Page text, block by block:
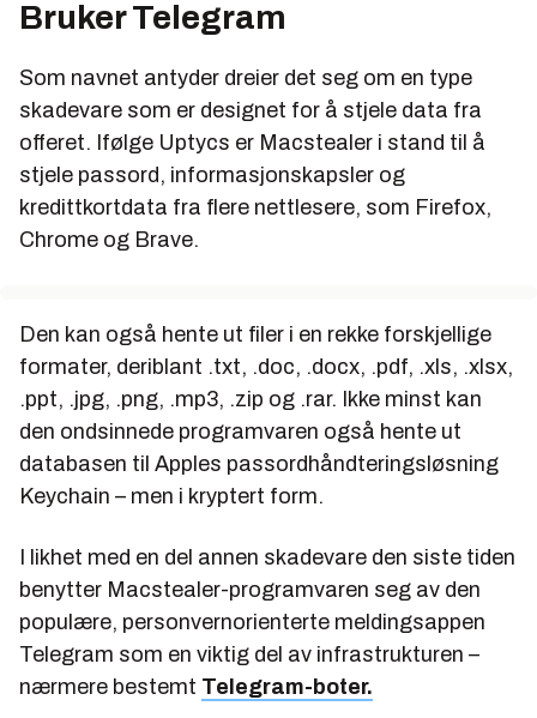
Bruker Telegram
Som navnet antyder dreier det seg om en type
skadevare som er designet for å stjele data fra
offeret. Ifølge Uptycs er Macstealer i stand til å
stjele passord, informasjonskapsler og
kredittkortdata fra flere nettlesere, som Firefox,
Chrome og Brave.
Den kan også hente ut filer i en rekke forskjellige
formater, deriblant .txt, .doc, .docx, .pdf, .xls, .xlsx,
.ppt, .jpg, .png, .mp3, .zip og .rar. Ikke minst kan
den ondsinnede programvaren også hente ut
databasen til Apples passordhåndteringsløsning
Keychain – men i kryptert form.
I likhet med en del annen skadevare den siste tiden
benytter Macstealer-programvaren seg av den
populære, personvernorienterte meldingsappen
Telegram som en viktig del av infrastrukturen –
nærmere bestemt Telegram-boter.